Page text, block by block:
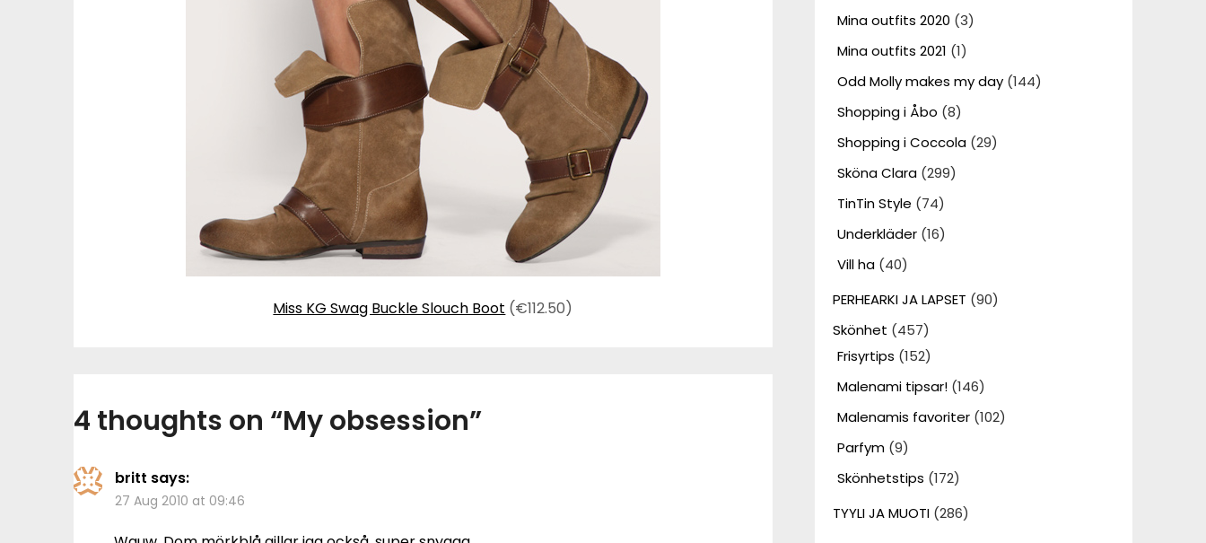
Miss KG Swag Buckle Slouch Boot (€112.50)
4 thoughts on “My obsession”
britt says:
27 Aug 2010 at 09:46
Mina outfits 2020 (3)
Mina outfits 2021 (1)
Odd Molly makes my day(144)
Shopping i Åbo (8)
Shopping i Coccola(29)
Sköna Clara(299)
TinTin Style (74)
Underkläder(16)
Vill ha(40)
PERHEARKI JA LAPSET (90)
Skönhet (457)
Frisyrtips (152)
Malenami tipsar!(146)
Malenamis favoriter(102)
Parfym(9)
Skönhetstips (172)
TYYLI JA MUOTI(286)